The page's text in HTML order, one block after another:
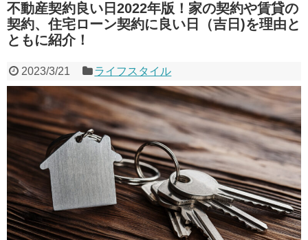
不動産契約良い日2022年版！家の契約や賃貸の
契約、住宅ローン契約に良い日（吉日)を理由と
ともに紹介！
2023/3/21 ライフスタイル